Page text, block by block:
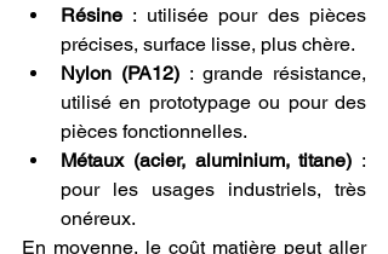
Résine : utilisée pour des pièces
précises, surface lisse, plus chère.
Nylon (PA12) : grande résistance,
utilisé en prototypage ou pour des
pièces fonctionnelles.
Métaux (acier, aluminium, titane) :
pour les usages industriels, très
onéreux.
En moyenne, le coût matière peut aller